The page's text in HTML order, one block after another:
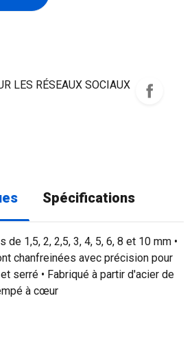
LES RÉSEAUX SOCIAUX
Spécifications
de 1,5, 2, 2,5, 3, 4, 5, 6, 8 et 10 mm •
chanfreinées avec précision pour
serré • Fabriqué à partir d'acier de
à cœur